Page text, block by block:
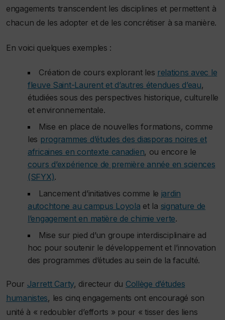
engagements transcendent les disciplines et permettent à
chacun de les adopter et de les concrétiser à sa manière.
En voici quelques exemples :
Création de cours explorant les relations avec le
fleuve Saint-Laurent et d’autres étendues d’eau,
étudiées sous des perspectives historique, culturelle
et environnementale.
Mise en place de nouvelles formations, comme
les programmes d’études des diasporas noires et
africaines en contexte canadien, ou encore le
cours d’expérience de première année en sciences
(SFYX).
Lancement d’initiatives comme le jardin
autochtone au campus Loyola et la signature de
l’engagement en matière de chimie verte.
Mise sur pied d’un groupe interdisciplinaire ad
hoc pour soutenir le développement et l’innovation
des programmes d’études au sein de la faculté.
Pour Jarrett Carty, directeur du Collège d’études
humanistes, les cinq engagements ont encouragé son
unité à « redoubler d’efforts » pour « tisser des liens